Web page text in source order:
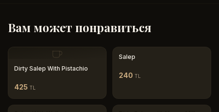
Вам может понравиться
Dirty Salep With Pistachio
425 TL
Salep
240 TL